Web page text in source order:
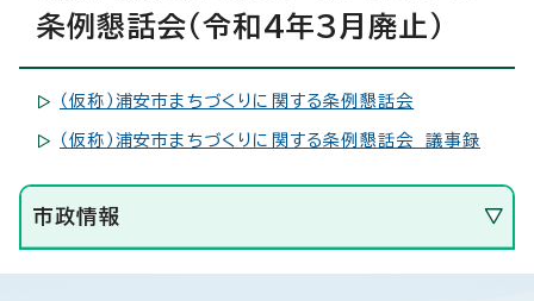
条例懇話会（令和4年3月廃止）
（仮称）浦安市まちづくりに関する条例懇話会
（仮称）浦安市まちづくりに関する条例懇話会 議事録
市政情報